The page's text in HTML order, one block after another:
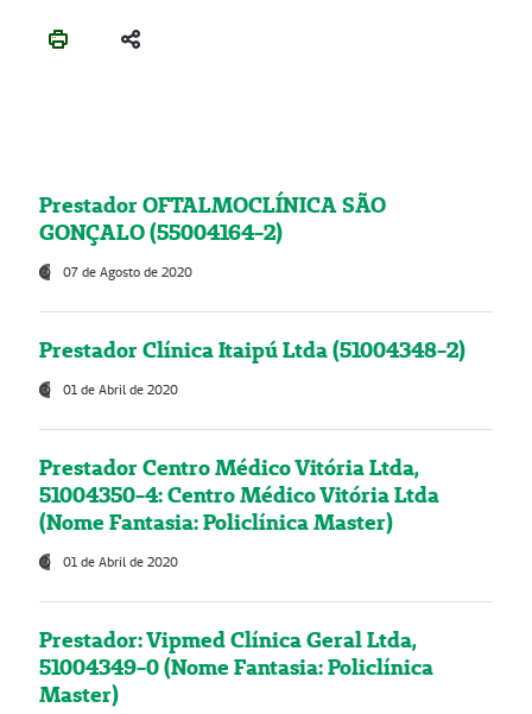
Prestador OFTALMOCLÍNICA SÃO
GONÇALO (55004164-2)
07 de Agosto de 2020
Prestador Clínica Itaipú Ltda (51004348-2)
01 de Abril de 2020
Prestador Centro Médico Vitória Ltda,
51004350-4: Centro Médico Vitória Ltda
(Nome Fantasia: Policlínica Master)
01 de Abril de 2020
Prestador: Vipmed Clínica Geral Ltda,
51004349-0 (Nome Fantasia: Policlínica
Master)